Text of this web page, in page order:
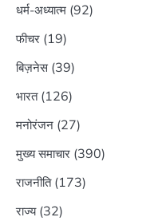
धर्म-अध्यात्म (92)
फीचर (19)
बिज़नेस(39)
भारत(126)
मनोरंजन (27)
मुख्य समाचार (390)
राजनीति(173)
राज्य(32)